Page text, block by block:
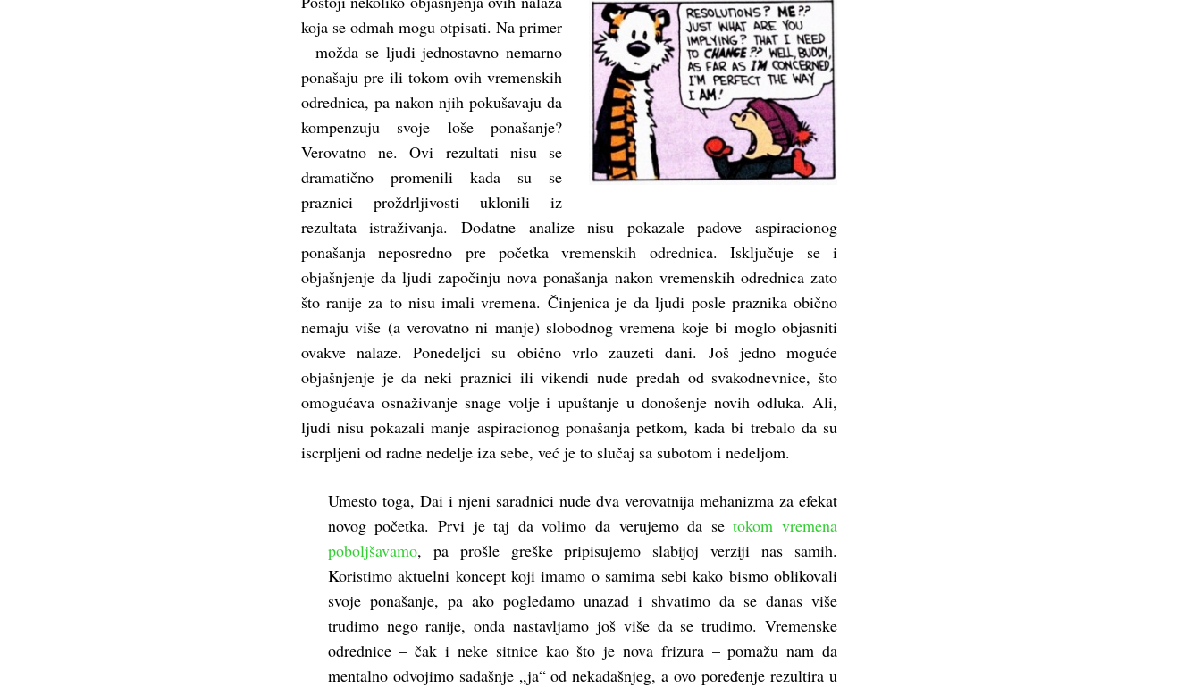
koja se odmah mogu otpisati. Na primer
– možda se ljudi jednostavno nemarno
ponašaju pre ili tokom ovih vremenskih
odrednica, pa nakon njih pokušavaju da
kompenzuju svoje loše ponašanje?
Verovatno ne. Ovi rezultati nisu se
dramatično promenili kada su se
praznici proždrljivosti uklonili iz
rezultata istraživanja. Dodatne analize nisu pokazale padove aspiracionog
ponašanja neposredno pre početka vremenskih odrednica. Isključuje se i
objašnjenje da ljudi započinju nova ponašanja nakon vremenskih odrednica zato
što ranije za to nisu imali vremena. Činjenica je da ljudi posle praznika obično
nemaju više (a verovatno ni manje) slobodnog vremena koje bi moglo objasniti
ovakve nalaze. Ponedeljci su obično vrlo zauzeti dani. Još jedno moguće
objašnjenje je da neki praznici ili vikendi nude predah od svakodnevnice, što
omogućava osnaživanje snage volje i upuštanje u donošenje novih odluka. Ali,
ljudi nisu pokazali manje aspiracionog ponašanja petkom, kada bi trebalo da su
iscrpljeni od radne nedelje iza sebe, već je to slučaj sa subotom i nedeljom.
Umesto toga, Dai i njeni saradnici nude dva verovatnija mehanizma za efekat
novog početka. Prvi je taj da volimo da verujemo da setokom vremena
poboljšavamo, pa prošle greške pripisujemo slabijoj verziji nas samih.
Koristimo aktuelni koncept koji imamo o samima sebi kako bismo oblikovali
svoje ponašanje, pa ako pogledamo unazad i shvatimo da se danas više
trudimo nego ranije, onda nastavljamo još više da se trudimo. Vremenske
odrednice – čak i neke sitnice kao što je nova frizura – pomažu nam da
mentalno odvojimo sadašnje „ja“ od nekadašnjeg, a ovo poređenje rezultira u